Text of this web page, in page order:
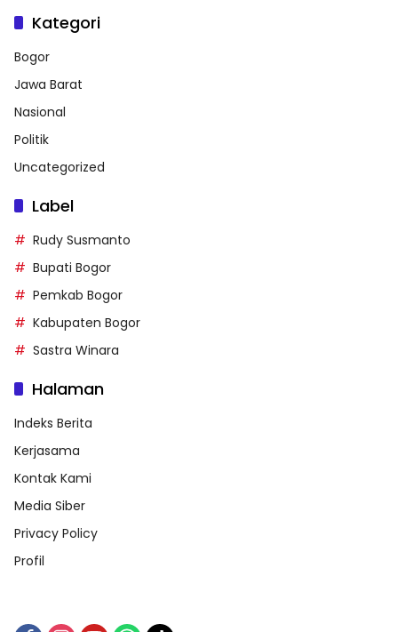
Kategori
Bogor
Jawa Barat
Nasional
Politik
Uncategorized
Label
Rudy Susmanto
Bupati Bogor
Pemkab Bogor
Kabupaten Bogor
Sastra Winara
Halaman
Indeks Berita
Kerjasama
Kontak Kami
Media Siber
Privacy Policy
Profil